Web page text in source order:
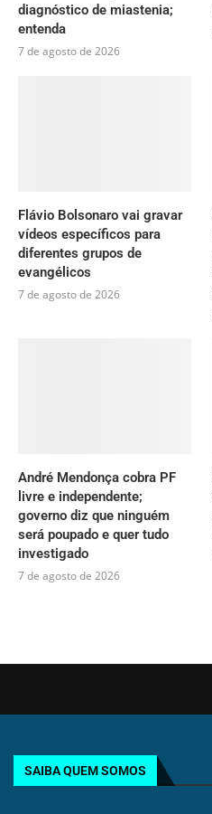
diagnóstico de miastenia;
entenda
7 de agosto de 2026
Flávio Bolsonaro vai gravar
vídeos específicos para
diferentes grupos de
evangélicos
7 de agosto de 2026
André Mendonça cobra PF
livre e independente;
governo diz que ninguém
será poupado e quer tudo
investigado
7 de agosto de 2026
SAIBA QUEM SOMOS